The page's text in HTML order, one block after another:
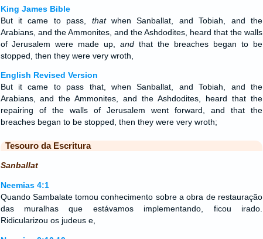
King James Bible
But it came to pass, thatwhen Sanballat, and Tobiah, and the
Arabians, and the Ammonites, and the Ashdodites, heard that the walls
of Jerusalem were made up,and that the breaches began to be
stopped, then they were very wroth,
English Revised Version
But it came to pass that, when Sanballat, and Tobiah, and the
Arabians, and the Ammonites, and the Ashdodites, heard that the
repairing of the walls of Jerusalem went forward, and that the
breaches began to be stopped, then they were very wroth;
Tesouro da Escritura
Sanballat
Neemias 4:1
Quando Sambalate tomou conhecimento sobre a obra de restauração
das muralhas que estávamos implementando, ficou irado.
Ridicularizou os judeus e,